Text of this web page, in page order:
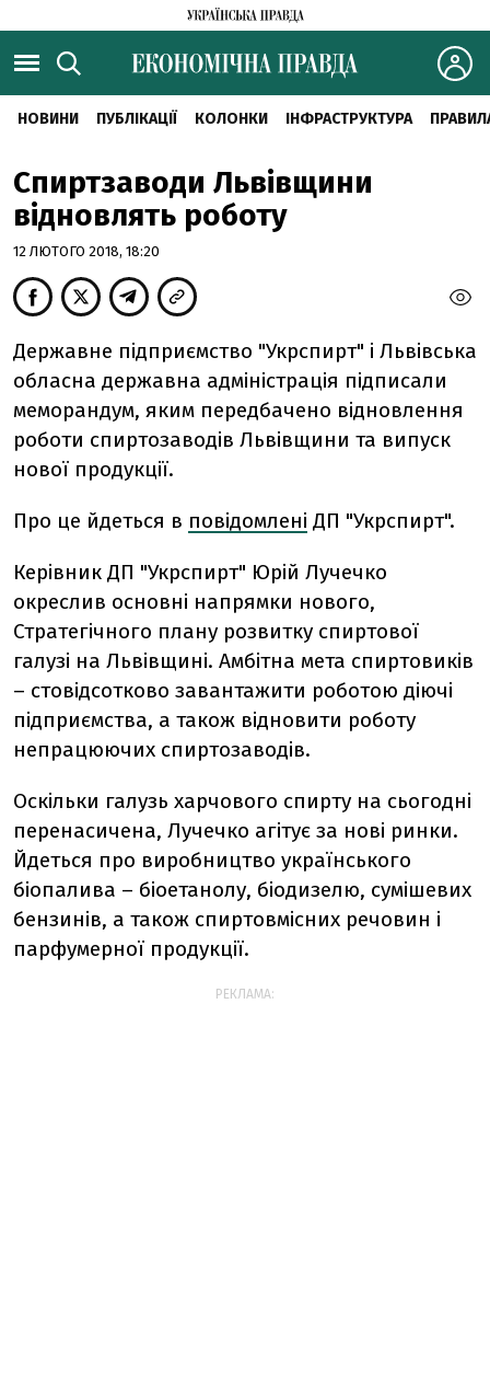
НОВИНИ ПУБЛІКАЦІЇ КОЛОНКИ ІНФРАСТРУКТУРА
Спиртзаводи Львівщини
відновлять роботу
12 ЛЮТОГО 2018, 18:20
Державне підприємство "Укрспирт" і Львівська
обласна державна адміністрація підписали
меморандум, яким передбачено відновлення
роботи спиртозаводів Львівщини та випуск
нової продукції.
Про це йдеться в повідомлені ДП "Укрспирт".
Керівник ДП "Укрспирт" Юрій Лучечко
окреслив основні напрямки нового,
Стратегічного плану розвитку спиртової
галузі на Львівщині. Амбітна мета спиртовиків
– стовідсотково завантажити роботою діючі
підприємства, а також відновити роботу
непрацюючих спиртозаводів.
Оскільки галузь харчового спирту на сьогодні
перенасичена, Лучечко агітує за нові ринки.
Йдеться про виробництво українського
біопалива – біоетанолу, біодизелю, сумішевих
бензинів, а також спиртовмісних речовин і
парфумерної продукції.
РЕКЛАМА: